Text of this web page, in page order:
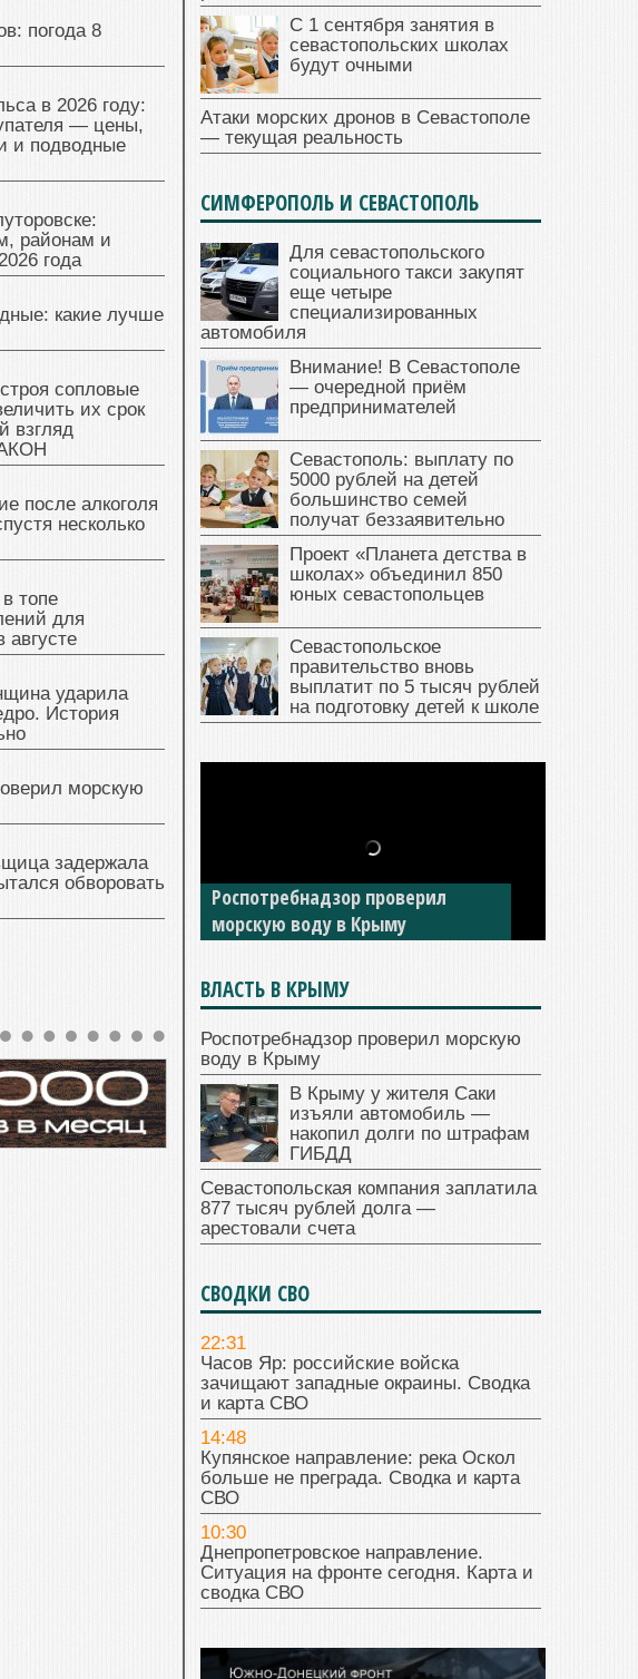
погода 8
в 2026 году:
— цены,
и подводные
районам и
года
какие лучше
сопловые
их срок
взгляд
после алкоголя
несколько
топе
для
августе
ударила
История
морскую
задержала
обворовать
С 1 сентября занятия в
севастопольских школах
будут очными
Атаки морских дронов в Севастополе
— текущая реальность
СИМФЕРОПОЛЬ И СЕВАСТОПОЛЬ
Для севастопольского
социального такси закупят
еще четыре
специализированных
автомобиля
Внимание! В Севастополе
— очередной приём
предпринимателей
Севастополь: выплату по
5000 рублей на детей
большинство семей
получат беззаявительно
Проект «Планета детства в
школах» объединил 850
юных севастопольцев
Севастопольское
правительство вновь
выплатит по 5 тысяч рублей
на подготовку детей к школе
автомобиль — накопил долги по
штрафам ГИБДД
ВЛАСТЬ В КРЫМУ
Роспотребнадзор проверил морскую
воду в Крыму
В Крыму у жителя Саки
изъяли автомобиль —
накопил долги по штрафам
ГИБДД
Севастопольская компания заплатила
877 тысяч рублей долга —
арестовали счета
СВОДКИ СВО
22:31
Часов Яр: российские войска
зачищают западные окраины. Сводка
и карта СВО
14:48
Купянское направление: река Оскол
больше не преграда. Сводка и карта
СВО
10:30
Днепропетровское направление.
Ситуация на фронте сегодня. Карта и
сводка СВО